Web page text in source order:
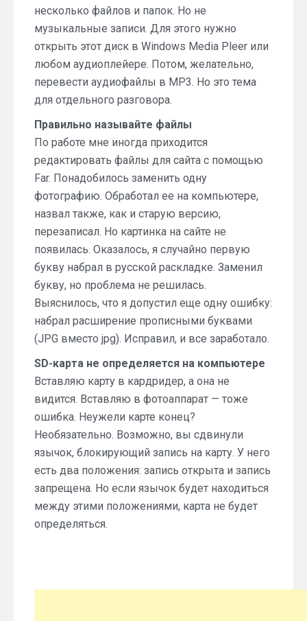
несколько файлов и папок. Но не
музыкальные записи. Для этого нужно
открыть этот диск в Windows Media Pleer или
любом аудиоплейере. Потом, желательно,
перевести аудиофайлы в MP3. Но это тема
для отдельного разговора.
Правильно называйте файлы
По работе мне иногда приходится
редактировать файлы для сайта с помощью
Far. Понадобилось заменить одну
фотографию. Обработал ее на компьютере,
назвал также, как и старую версию,
перезаписал. Но картинка на сайте не
появилась. Оказалось, я случайно первую
букву набрал в русской раскладке. Заменил
букву, но проблема не решилась.
Выяснилось, что я допустил еще одну ошибку:
набрал расширение прописными буквами
(JPG вместо jpg). Исправил, и все заработало.
SD-карта не определяется на компьютере
Вставляю карту в кардридер, а она не
видится. Вставляю в фотоаппарат — тоже
ошибка. Неужели карте конец?
Необязательно. Возможно, вы сдвинули
язычок, блокирующий запись на карту. У него
есть два положения: запись открыта и запись
запрещена. Но если язычок будет находиться
между этими положениями, карта не будет
определяться.